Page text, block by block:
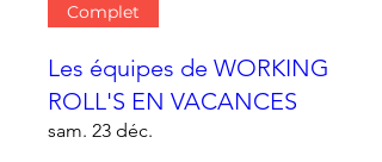
Complet
Les équipes de WORKING
ROLL'S EN VACANCES
sam. 23 déc.